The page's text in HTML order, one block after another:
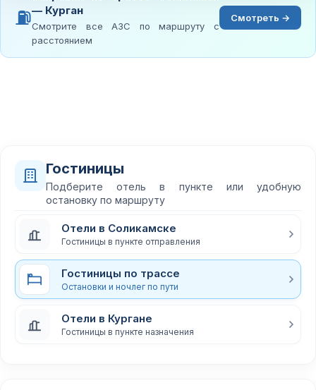
⛽— Курган
Смотрите все АЗС по маршруту с
расстоянием
Смотреть →
Гостиницы
Подберите отель в пункте или удобную
остановку по маршруту
Отели в Соликамске
Гостиницы в пункте отправления
Гостиницы по трассе
Остановки и ночлег по пути
Отели в Кургане
Гостиницы в пункте назначения